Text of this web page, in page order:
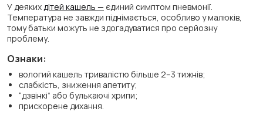
У деяких дітей кашель — єдиний симптом пневмонії.
Температура не завжди піднімається, особливо у малюків,
тому батьки можуть не здогадуватися про серйозну
проблему.
Ознаки:
вологий кашель тривалістю більше 2–3 тижнів;
слабкість, зниження апетиту;
“дзвінкі” або булькаючі хрипи;
прискорене дихання.